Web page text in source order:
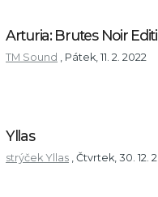
Arturia: Brutes Noir
TM Sound , Pátek, 11. 2. 2022
Yllas
strýček Yllas , Čtvrtek, 30. 12.